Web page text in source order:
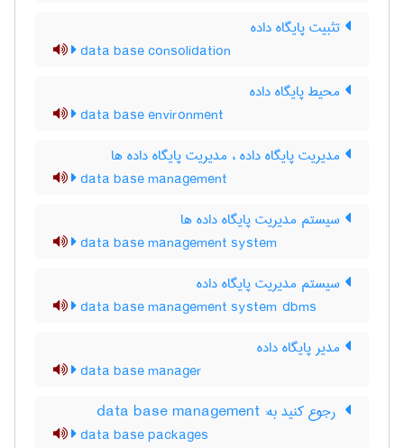
تثبیت پایگاه داده
data base consolidation
محیط پایگاه داده
data base environment
مدیریت پایگاه داده ، مدیریت پایگاه داده ها
data base management
سیستم مدیریت پایگاه داده ها
data base management system
سیستم مدیریت پایگاه داده
data base management system dbms
مدیر پایگاه داده
data base manager
data base packages